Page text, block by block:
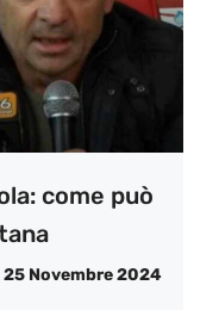
come può
25 Novembre 2024